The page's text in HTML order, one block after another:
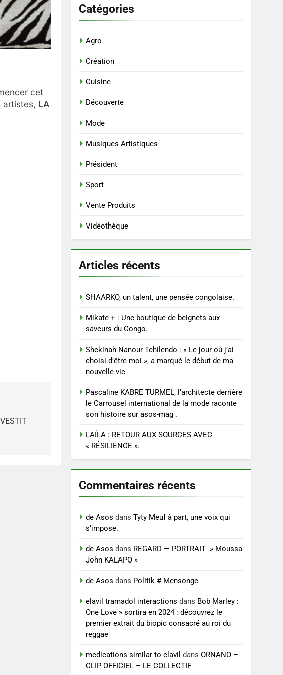
cet
artistes, LA
Catégories
Agro
Création
Cuisine
Découverte
Mode
Musiques Artistiques
Président
Sport
Vente Produits
Vidéothèque
Articles récents
SHAARKO, un talent, une pensée congolaise.
Mikate + : Une boutique de beignets aux
saveurs du Congo.
Shekinah Nanour Tchilendo : « Le jour où j’ai
choisi d’être moi », a marqué le début de ma
nouvelle vie
Pascaline KABRE TURMEL, l’architecte derrière
le Carrousel international de la mode raconte
son histoire sur asos-mag .
LAÏLA : RETOUR AUX SOURCES AVEC
« RÉSILIENCE ».
Commentaires récents
de Asos dansTyty Meuf à part, une voix qui
s’impose.
de Asos dans REGARD — PORTRAIT » Moussa
John KALAPO »
de Asos dans Politik # Mensonge
elavil tramadol interactions dans Bob Marley :
One Love » sortira en 2024 : découvrez le
premier extrait du biopic consacré au roi du
reggae
medications similar to elavil dansORNANO –
CLIP OFFICIEL – LE COLLECTIF